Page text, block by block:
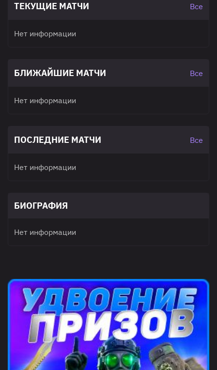
ТЕКУЩИЕ МАТЧИ Все
Нет информации
БЛИЖАЙШИЕ МАТЧИ Все
Нет информации
ПОСЛЕДНИЕ МАТЧИ Все
Нет информации
БИОГРАФИЯ
Нет информации